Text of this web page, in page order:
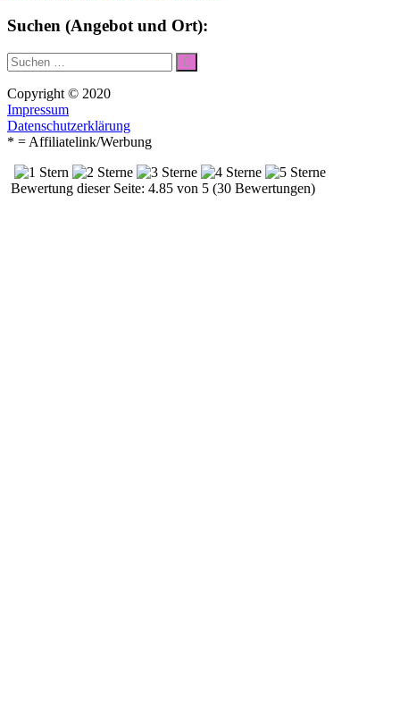
Suchen (Angebot und Ort):
Suche
nach:
Suchen
Copyright © 2020
Impressum
Datenschutzerklärung
* = Affiliatelink/Werbung
Bewertung dieser Seite: 4.85 von 5 (30 Bewertungen)